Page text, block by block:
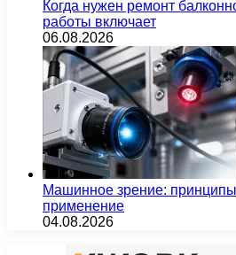
Когда нужен ремонт
работы включает
06.08.2026
Машинное зрение:
применение
04.08.2026